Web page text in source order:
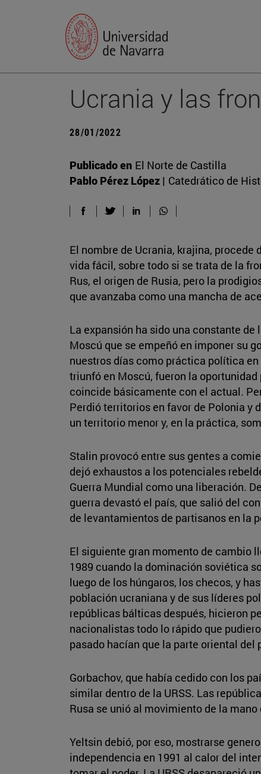
Ucrania y las
28/01/2022
Publicado en El Norte de Castilla
Pablo Pérez López | Catedrático de
El nombre de Ucrania, krajina,
vida fácil, sobre todo si se trata de la
Rus, el origen de Rusia, pero la
que avanzaba como una mancha de
La expansión ha sido una constante
Moscú que se empeñó en imponer su
nuestros días como práctica política
triunfó en Moscú, fueron la
coincide básicamente con el actual.
Perdió territorios en favor de Polonia y
un territorio menor y, en la práctica,
Stalin provocó entre sus gentes a
dejó exhaustos a los potenciales
Guerra Mundial como una liberación.
guerra devastó el país, que salió del
de levantamientos de partisanos en la
El siguiente gran momento de cambio
1989 cuando la dominación soviética
luego de los húngaros, los checos, y
población ucraniana y de sus líderes
repúblicas bálticas después, hicieron
nacionalistas todo lo rápido que
pasado hacían que la parte oriental
Gorbachov, que había cedido con los
similar dentro de la URSS. Las
Rusa se unió al movimiento de la
Yeltsin debió, por eso, mostrarse
independencia en 1991 al calor del